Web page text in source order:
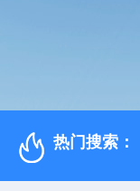
热门搜索：